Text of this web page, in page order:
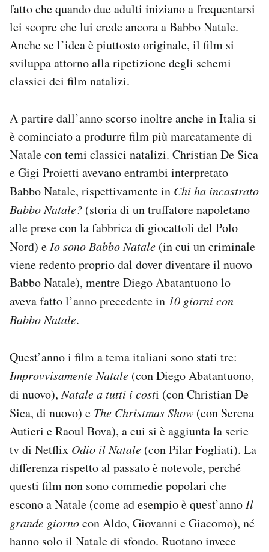
fatto che quando due adulti iniziano a frequentarsi
lei scopre che lui crede ancora a Babbo Natale.
Anche se l’idea è piuttosto originale, il film si
sviluppa attorno alla ripetizione degli schemi
classici dei film natalizi.
A partire dall’anno scorso inoltre anche in Italia si
è cominciato a produrre film più marcatamente di
Natale con temi classici natalizi. Christian De Sica
e Gigi Proietti avevano entrambi interpretato
Babbo Natale, rispettivamente in Chi ha incastrato
Babbo Natale? (storia di un truffatore napoletano
alle prese con la fabbrica di giocattoli del Polo
Nord) e Io sono Babbo Natale (in cui un criminale
viene redento proprio dal dover diventare il nuovo
Babbo Natale), mentre Diego Abatantuono lo
aveva fatto l’anno precedente in 10 giorni con
Babbo Natale.
Quest’anno i film a tema italiani sono stati tre:
Improvvisamente Natale (con Diego Abatantuono,
di nuovo),Natale a tutti i costi (con Christian De
Sica, di nuovo) e The Christmas Show (con Serena
Autieri e Raoul Bova), a cui si è aggiunta la serie
tv di Netflix Odio il Natale (con Pilar Fogliati). La
differenza rispetto al passato è notevole, perché
questi film non sono commedie popolari che
escono a Natale (come ad esempio è quest’anno Il
grande giornocon Aldo, Giovanni e Giacomo), né
hanno solo il Natale di sfondo. Ruotano invece